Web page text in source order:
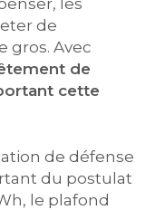
les
de
gros. Avec
de
cette
de défense
du postulat
le plafond